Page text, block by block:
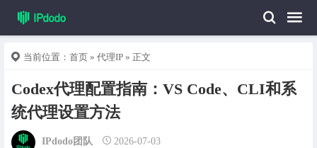
当前位置： 首页 » 代理IP » 正文
Codex代理配置指南：VS Code、CLI和系
统代理设置方法
IPdodo团队 2026-07-03